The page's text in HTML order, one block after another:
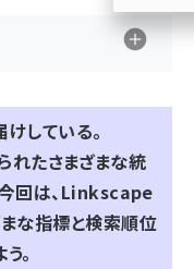
している。
たさまざまな統
今回は、Linkscape
な指標と検索順位
。